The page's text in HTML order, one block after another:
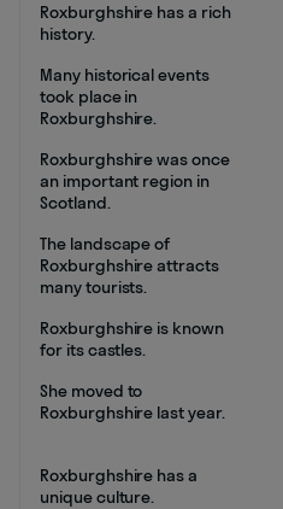
Roxburghshire has a rich
history.
Many historical events
took place in
Roxburghshire.
Roxburghshire was once
an important region in
Scotland.
The landscape of
Roxburghshire attracts
many tourists.
Roxburghshire is known
for its castles.
She moved to
Roxburghshire last year.
Roxburghshire has a
unique culture.